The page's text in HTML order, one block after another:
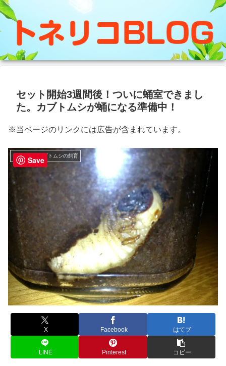
セット開始3週間後！ついに蛹室できまし
た。カブトムシが蛹になる準備中！
※当ページのリンクには広告が含まれています。
クワガタ・カブトムシの飼育
X Facebook はてブ
LINE Pinterest コピー
Save